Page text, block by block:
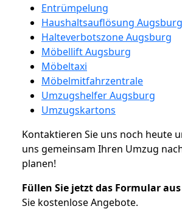
Entrümpelung
Haushaltsauflösung Augsburg
Halteverbotszone Augsburg
Möbellift Augsburg
Möbeltaxi
Möbelmitfahrzentrale
Umzugshelfer Augsburg
Umzugskartons
Kontaktieren Sie uns noch heute
uns gemeinsam Ihren Umzug
planen!
Füllen Sie jetzt das Formular aus
Sie kostenlose Angebote.